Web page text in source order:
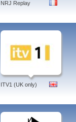
NRJ Replay
ITV1 (UK only)